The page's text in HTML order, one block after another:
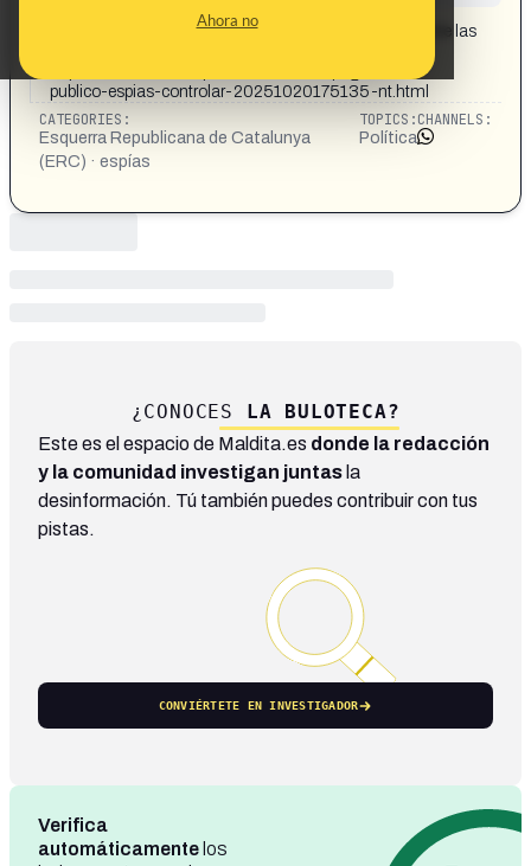
Ahora no
Jordi Molinera, regidor de Altafulla (Tarragona), defiende las
https://www.abc.es/espana/alcalde-erc-paga-dinero-
publico-espias-controlar-20251020175135-nt.html
CATEGORIES:
Esquerra Republicana de Catalunya
(ERC) · espías
TOPICS:
Política
CHANNELS:
¿CONOCES LA BULOTECA?
Este es el espacio de Maldita.es donde la redacción
y la comunidad investigan juntas la
desinformación. Tú también puedes contribuir con tus
pistas.
CONVIÉRTETE EN INVESTIGADOR
Verifica
automáticamente los